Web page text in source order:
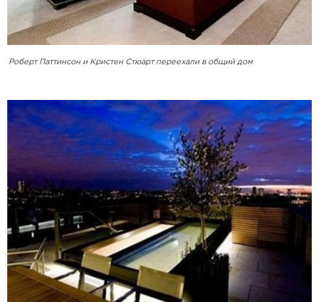
Роберт Паттинсон и Кристен Стюарт переехали в общий дом